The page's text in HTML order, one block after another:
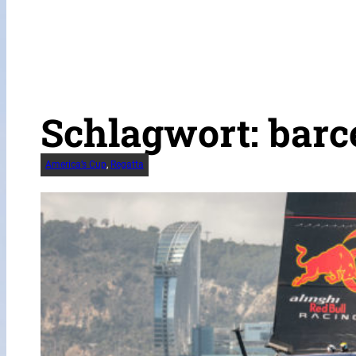
Schlagwort:
America’s Cup, Regatta